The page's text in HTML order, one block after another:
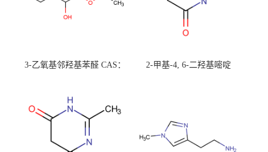
3-乙氧基邻羟基苯醛 CAS：
校可先用后付
2-甲基-4, 6-二羟基嘧啶